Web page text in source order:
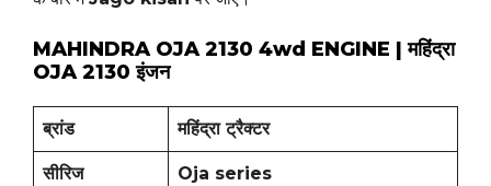
MAHINDRA OJA 2130 4wd ENGINE | महिंद्रा
OJA 2130 इंजन
ब्रांड महिंद्रा ट्रैक्टर
सीरिज Oja series